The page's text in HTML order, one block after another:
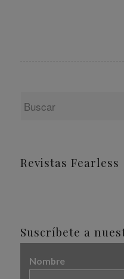
Revistas Fearless
Suscríbete a
Nombre